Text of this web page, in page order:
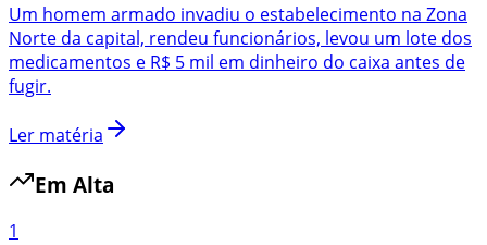
Um homem armado invadiu o estabelecimento na Zona
Norte da capital, rendeu funcionários, levou um lote dos
medicamentos e R$ 5 mil em dinheiro do caixa antes de
fugir.
Ler matéria
Em Alta
1